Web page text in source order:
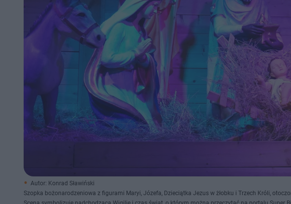
Autor: Konrad Sławiński
Szopka bożonarodzeniowa z figurami Maryi, Józefa, Dzieciątka Jezus w żłobku i Trzech Króli,